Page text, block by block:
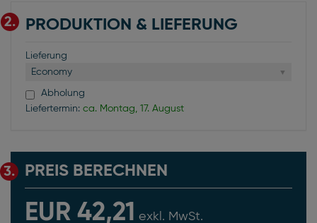
2. PRODUKTION & LIEFERUNG
Lieferung
Economy
Abholung
Liefertermin: ca. Montag, 17. August
3. PREIS BERECHNEN
EUR 42,21 exkl. MwSt.